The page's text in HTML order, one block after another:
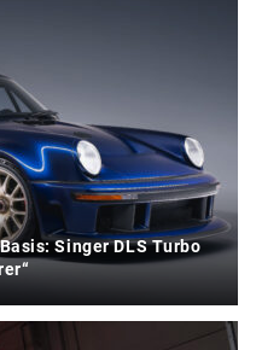
Singer DLS Turbo